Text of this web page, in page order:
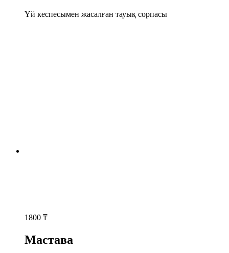
Үй кеспесымен жасалған тауық сорпасы
1800 ₸
Мастава